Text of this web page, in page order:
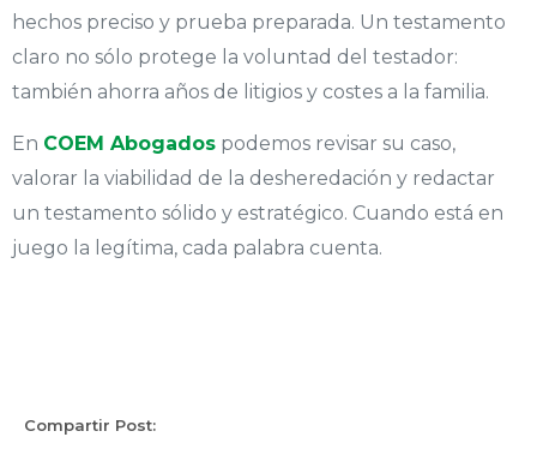
hechos preciso y prueba preparada. Un testamento
claro no sólo protege la voluntad del testador:
también ahorra años de litigios y costes a la familia.
En COEM Abogados podemos revisar su caso,
valorar la viabilidad de la desheredación y redactar
un testamento sólido y estratégico. Cuando está en
juego la legítima, cada palabra cuenta.
Compartir Post: